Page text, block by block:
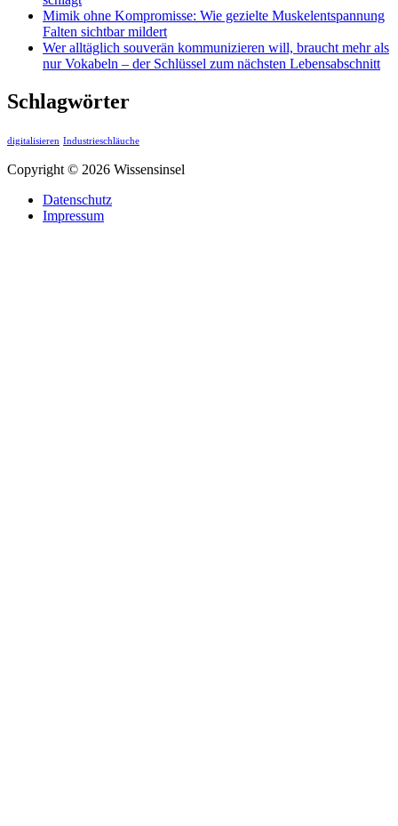
Mimik ohne Kompromisse: Wie gezielte Muskelentspannung
Falten sichtbar mildert
Wer alltäglich souverän kommunizieren will, braucht mehr als
nur Vokabeln – der Schlüssel zum nächsten Lebensabschnitt
Schlagwörter
digitalisieren Industrieschläuche
Copyright © 2026 Wissensinsel
Datenschutz
Impressum